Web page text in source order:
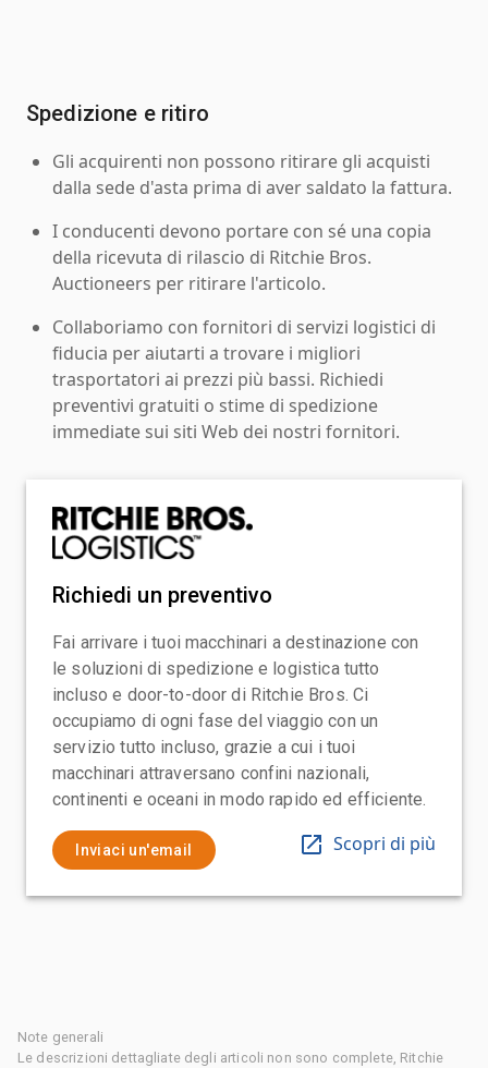
Spedizione e ritiro
Gli acquirenti non possono ritirare gli acquisti
dalla sede d'asta prima di aver saldato la fattura.
I conducenti devono portare con sé una copia
della ricevuta di rilascio di Ritchie Bros.
Auctioneers per ritirare l'articolo.
Collaboriamo con fornitori di servizi logistici di
fiducia per aiutarti a trovare i migliori
trasportatori ai prezzi più bassi. Richiedi
preventivi gratuiti o stime di spedizione
immediate sui siti Web dei nostri fornitori.
Richiedi un preventivo
Fai arrivare i tuoi macchinari a destinazione con
le soluzioni di spedizione e logistica tutto
incluso e door-to-door di Ritchie Bros. Ci
occupiamo di ogni fase del viaggio con un
servizio tutto incluso, grazie a cui i tuoi
macchinari attraversano confini nazionali,
continenti e oceani in modo rapido ed efficiente.
Inviaci un'email Scopri di più
Note generali
Le descrizioni dettagliate degli articoli non sono complete, Ritchie